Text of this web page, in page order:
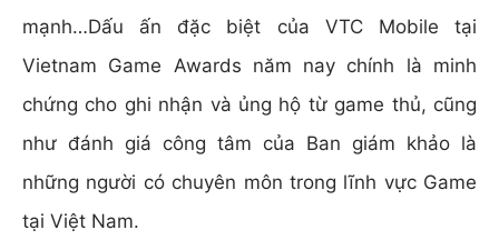
mạnh…Dấu ấn đặc biệt của VTC Mobile tại
Vietnam Game Awards năm nay chính là minh
chứng cho ghi nhận và ủng hộ từ game thủ, cũng
như đánh giá công tâm của Ban giám khảo là
những người có chuyên môn trong lĩnh vực Game
tại Việt Nam.